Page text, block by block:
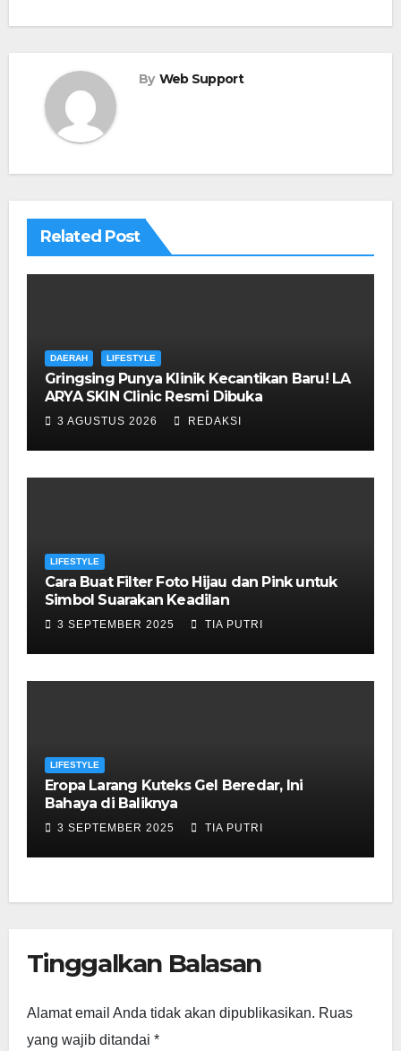
By Web Support
Related Post
DAERAH LIFESTYLE
Gringsing Punya Klinik Kecantikan Baru! LA
ARYA SKIN Clinic Resmi Dibuka
3 AGUSTUS 2026 REDAKSI
LIFESTYLE
Cara Buat Filter Foto Hijau dan Pink untuk
Simbol Suarakan Keadilan
3 SEPTEMBER 2025 TIA PUTRI
LIFESTYLE
Eropa Larang Kuteks Gel Beredar, Ini
Bahaya di Baliknya
3 SEPTEMBER 2025 TIA PUTRI
Tinggalkan Balasan
Alamat email Anda tidak akan dipublikasikan. Ruas
yang wajib ditandai *